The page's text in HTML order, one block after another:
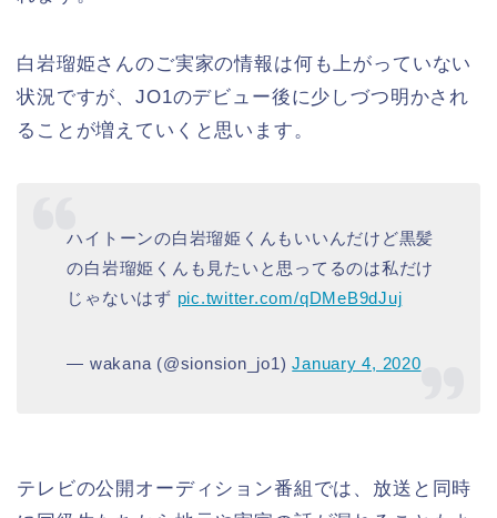
白岩瑠姫さんのご実家の情報は何も上がっていない
状況ですが、JO1のデビュー後に少しづつ明かされ
ることが増えていくと思います。
ハイトーンの白岩瑠姫くんもいいんだけど黒髪
の白岩瑠姫くんも見たいと思ってるのは私だけ
じゃないはず pic.twitter.com/qDMeB9dJuj
— wakana (@sionsion_jo1)January 4, 2020
テレビの公開オーディション番組では、放送と同時